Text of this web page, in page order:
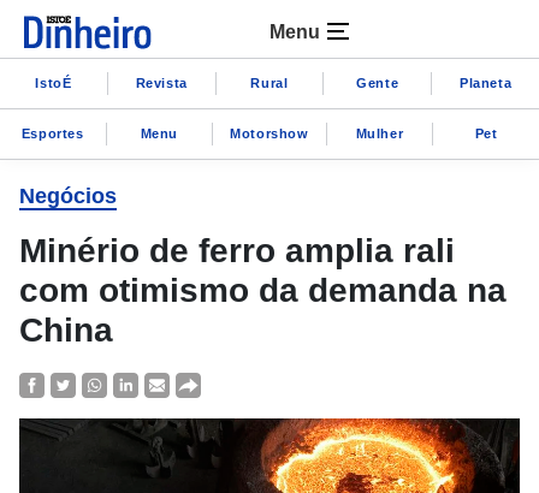
Menu
IstoÉ Revista Rural Gente Planeta
Esportes Menu Motorshow Mulher Pet
Negócios
Minério de ferro amplia rali
com otimismo da demanda na
China